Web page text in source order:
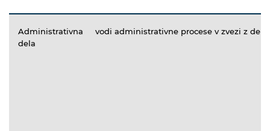
Administrativna
dela
vodi administrativne procese v zvezi z